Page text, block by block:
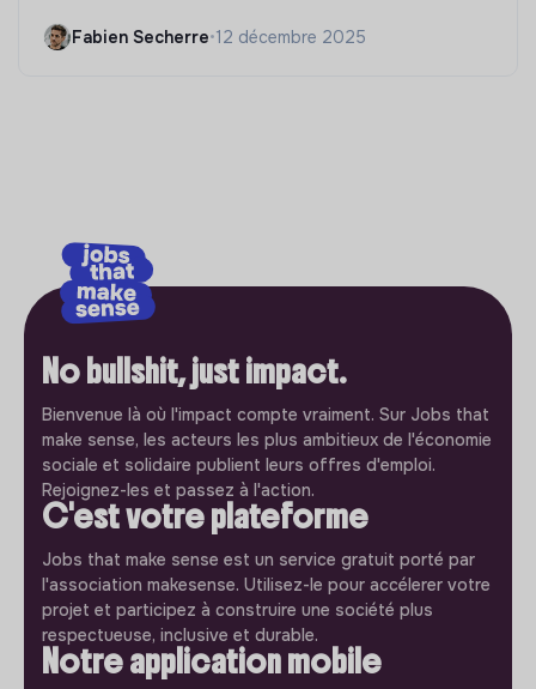
Fabien Secherre•12 décembre 2025
No bullshit, just impact.
Bienvenue là où l'impact compte vraiment. Sur Jobs that
make sense, les acteurs les plus ambitieux de l'économie
sociale et solidaire publient leurs offres d'emploi.
Rejoignez-les et passez à l'action.
C'est votre plateforme
Jobs that make sense est un service gratuit porté par
l'association makesense. Utilisez-le pour accélerer votre
projet et participez à construire une société plus
respectueuse, inclusive et durable.
Notre application mobile